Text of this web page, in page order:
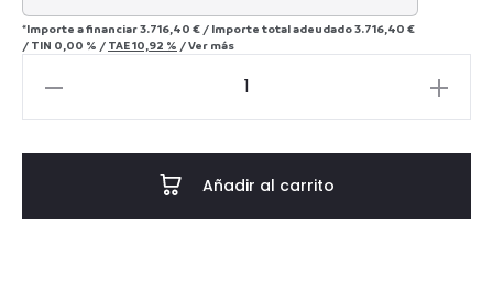
*Importe a financiar3.716,40 € / Importe total adeudado3.716,40 €
/ TIN 0,00 % / TAE10,92 % /Ver más
Añadir al carrito